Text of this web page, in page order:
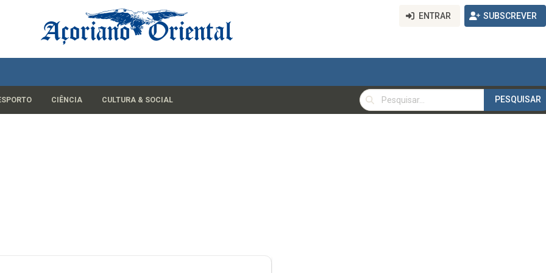
ENTRAR SUBSCREVER
CIÊNCIA CULTURA & SOCIAL
PESQUISAR
PESQUISAR